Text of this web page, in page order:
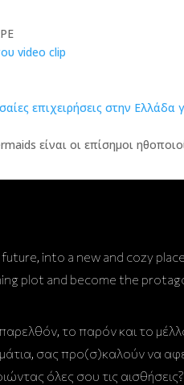
video clip
επιχειρήσεις στην Ελλάδα
into a new and cozy
plot and become the
το παρόν και το
σας προ(σ)καλούν να
όλες σου τις αισθήσεις?